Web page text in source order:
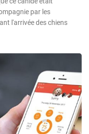
par les
l'arrivée des chiens